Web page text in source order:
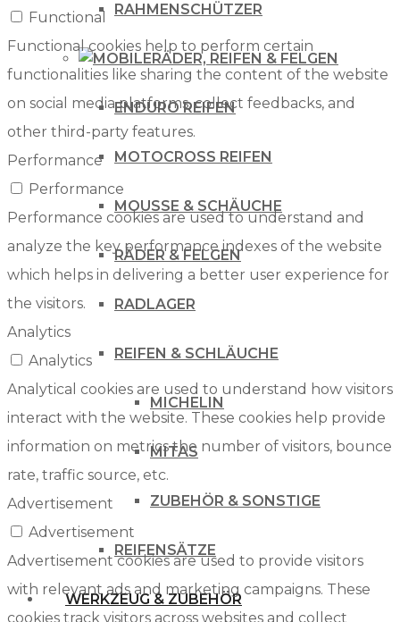
RAHMENSCHÜTZER
RÄDER, REIFEN & FELGEN
ENDURO REIFEN
MOTOCROSS REIFEN
MOUSSE & SCHÄUCHE
RÄDER & FELGEN
RADLAGER
REIFEN & SCHLÄUCHE
MICHELIN
MITAS
ZUBEHÖR & SONSTIGE
REIFENSÄTZE
WERKZEUG & ZUBEHÖR
Functional
Functional cookies help to perform certain
functionalities like sharing the content of the website
on social media platforms, collect feedbacks, and
other third-party features.
Performance
Performance
Performance cookies are used to understand and
analyze the key performance indexes of the website
which helps in delivering a better user experience for
the visitors.
Analytics
Analytics
Analytical cookies are used to understand how visitors
interact with the website. These cookies help provide
information on metrics the number of visitors, bounce
rate, traffic source, etc.
Advertisement
Advertisement
Advertisement cookies are used to provide visitors
with relevant ads and marketing campaigns. These
cookies track visitors across websites and collect